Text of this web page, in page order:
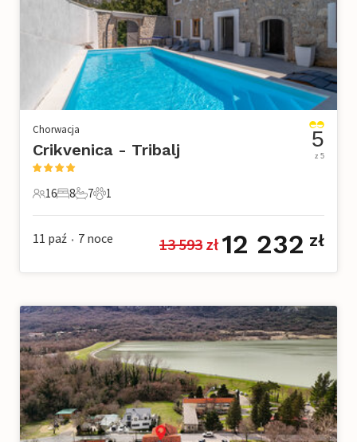
Chorwacja
Crikvenica - Tribalj
16 Goście
16
8 Sypialnie
8
7 Łazienki
7
1 Zwierzę domowe
1
5
z 5
11 paź • 7 noce 13 593 zł 12 232 zł